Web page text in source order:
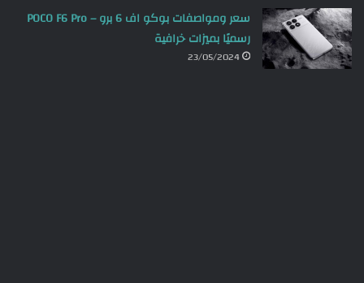
سعر ومواصفات بوكو اف 6 برو – POCO F6 Pro
رسميًا بميزات خرافية
23/05/2024